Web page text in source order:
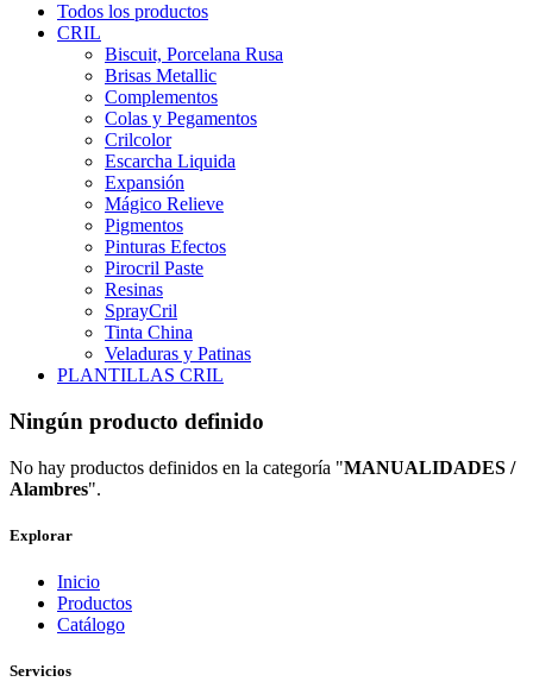
Todos los productos
CRIL
Biscuit, Porcelana Rusa
Brisas Metallic
Complementos
Colas y Pegamentos
Crilcolor
Escarcha Liquida
Expansión
Mágico Relieve
Pigmentos
Pinturas Efectos
Pirocril Paste
Resinas
SprayCril
Tinta China
Veladuras y Patinas
PLANTILLAS CRIL
Ningún producto definido
No hay productos definidos en la categoría "MANUALIDADES /
Alambres".
Explorar
Inicio
Productos
Catálogo
Servicios